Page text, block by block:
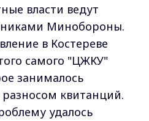
власти ведут
Минобороны.
в Костереве
самого "ЦЖКУ"
занималось
квитанций.
удалось